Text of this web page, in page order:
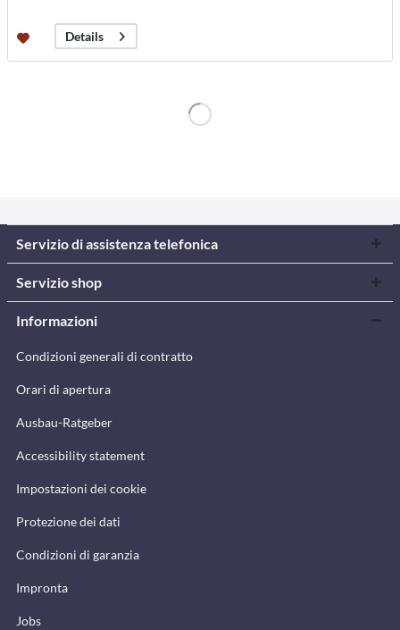
Details
Servizio di assistenza telefonica
Servizio shop
Informazioni
Condizioni generali di contratto
Orari di apertura
Ausbau-Ratgeber
Accessibility statement
Impostazioni dei cookie
Protezione dei dati
Condizioni di garanzia
Impronta
Jobs